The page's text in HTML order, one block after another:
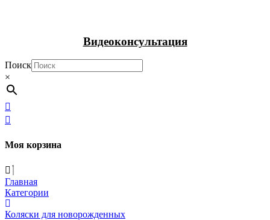
Видеоконсультация
Поиск
×
Моя корзина
Главная
Категории
Коляски для новорожденных